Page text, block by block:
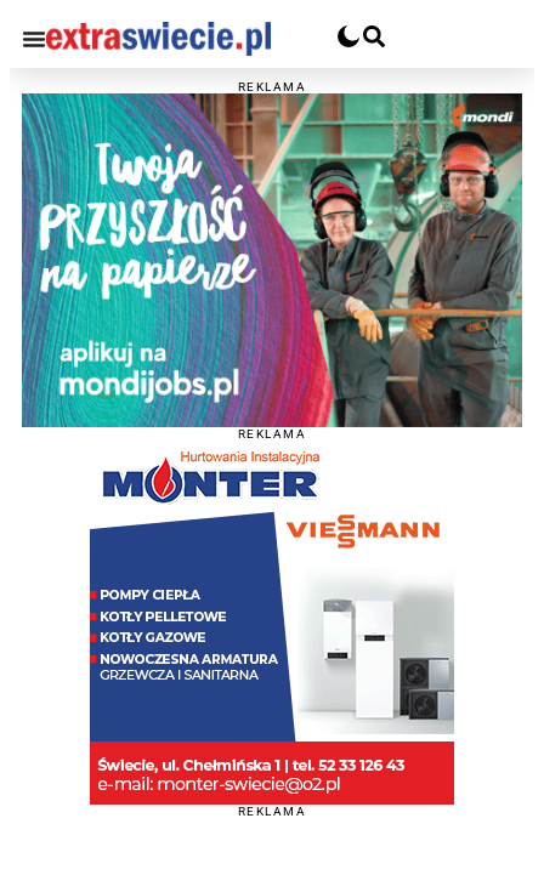
REKLAMA
REKLAMA
REKLAMA